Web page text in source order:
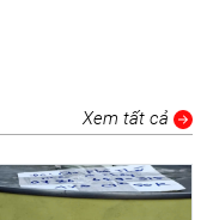
Xem tất cả